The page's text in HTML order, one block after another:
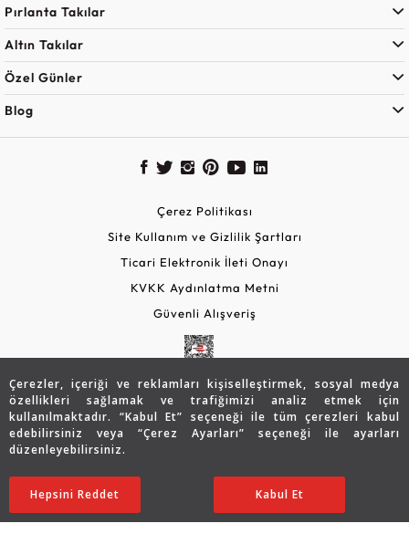
Çerezler, içeriği ve reklamları kişiselleştirmek, sosyal medya
özellikleri sağlamak ve trafiğimizi analiz etmek için
kullanılmaktadır. “Kabul Et” seçeneği ile tüm çerezleri kabul
edebilirsiniz veya “Çerez Ayarları” seçeneği ile ayarları
düzenleyebilirsiniz.
Ayarları Düzenle
Hepsini Reddet Kabul Et
49.389 TL
34.579TL SATIN ALIN
Pırlanta Takılar
Altın Takılar
Özel Günler
Blog
Çerez Politikası
Site Kullanım ve Gizlilik Şartları
Ticari Elektronik İleti Onayı
KVKK Aydınlatma Metni
Güvenli Alışveriş
Copyright © 2026 Assos Pırlanta - Bu sitenin tüm hakları